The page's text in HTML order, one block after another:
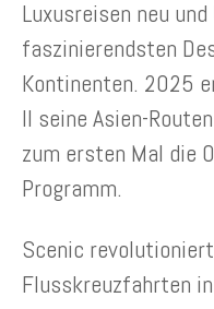
Luxusreisen neu
faszinierendsten
Kontinenten. 2025
II seine Asien-
zum ersten Mal die
Programm.
Scenic
Flusskreuzfahrten